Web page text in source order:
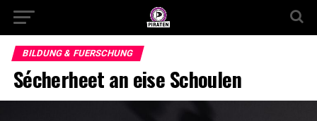
BILDUNG & FUERSCHUNG
Sécherheet an eise Schoulen